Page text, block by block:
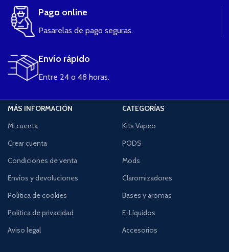
Pago online
Pasarelas de pago seguras.
Envío rápido
Entre 24 o 48 horas.
MÁS INFORMACIÓN
Mi cuenta
Crear cuenta
Condiciones de venta
Envíos y devoluciones
Política de cookies
Política de privacidad
Aviso legal
CATEGORÍAS
Kits Vapeo
PODS
Mods
Claromizadores
Bases y aromas
E-Líquidos
Accesorios